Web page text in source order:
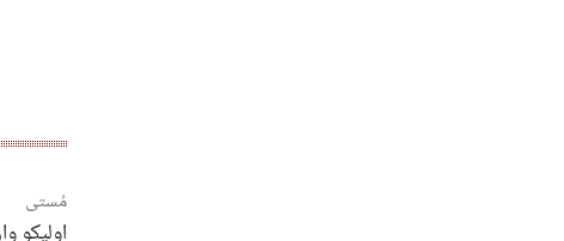
مُستی
اولیکو وار